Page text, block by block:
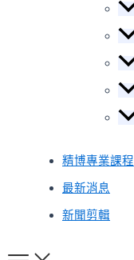
精博專業課程
最新消息
新聞剪輯